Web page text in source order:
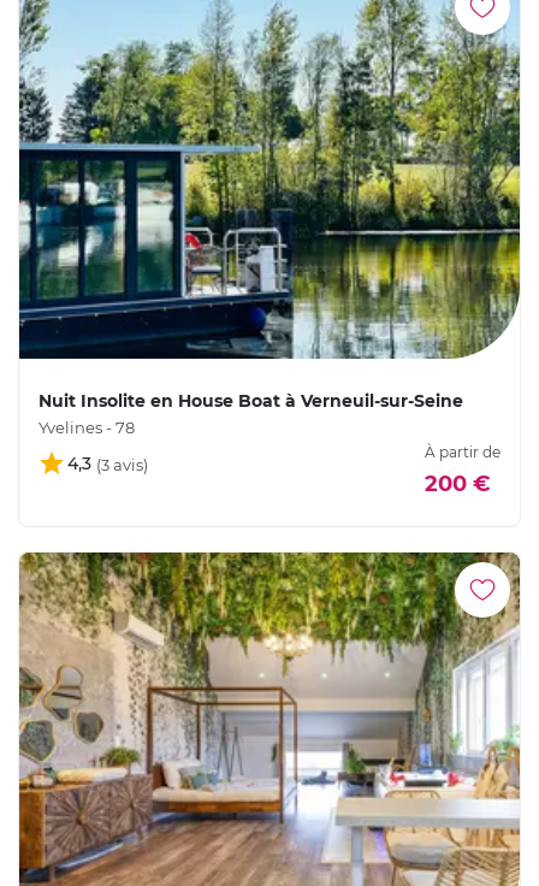
Nuit Insolite en House Boat à Verneuil-sur-Seine
Yvelines - 78
4,3
À partir de
200 €